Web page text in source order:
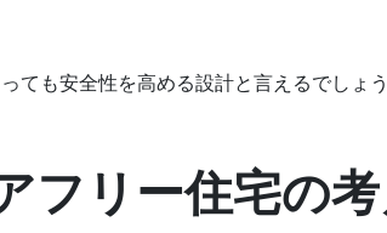
ても安全性を高める設計と言えるでしょ
フリー住宅の